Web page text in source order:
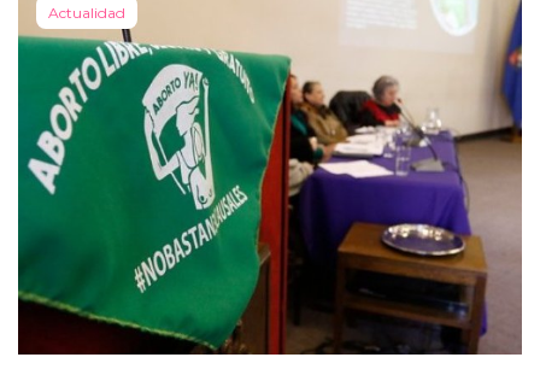
Actualidad